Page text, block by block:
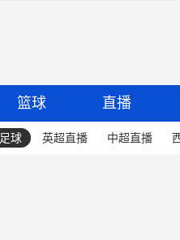
篮球 直播
足球 英超直播 中超直播